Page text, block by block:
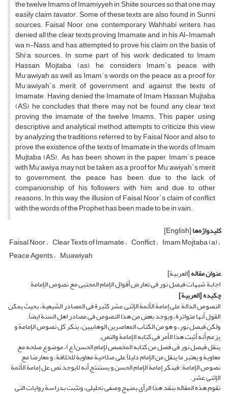
the twelve Imams of Imamiyyeh in Shiite sources so that one may
easily claimtavator. Some of these texts are also found in Sunni
sources. Faisal Noor, one contemporary Wahhabi writers, has
denied all the clear texts proving Imamate and, in his Al-Imamah
wa n-Nass, and has attempted to prove his claim on the basis of
Shi'a sources. In some part of his work, dedicated to Imam
Hassan Mojtaba (as), he considers Imam`s peace with
Mu'awiyah as well as Imam`s words on the peace as a proof for
Mu'awiyah`s merit of government and against the texts of
Imamate. Having denied the Imamate of Imam Hassan Mujtaba
(AS), he concludes that there may not be found any clear text
proving the imamate of the twelve Imams. This paper, using
descriptive and analytical method, attempts to criticize this view,
by analyzing the traditions referred to by Faisal Noor and also to
prove the existence of the texts of Imamate in the words of Imam
Mujtaba (AS). As has been shown in the paper, Imam`s peace
with Mu'awiya may not be taken as a proof for Mu'awiyah`s merit
to government; the peace has been due to the lack of
companionship of his followers with him and due to other
reasons. In this way, the illusion of Faisal Noor`s claim of conflict
with the words of the Prophet has been made to be in vain.
کلیدواژه‌ها[English]
Faisal Noor Clear Texts of Imamate Conflict Imam Mojtaba (a)
Peace Agents Muawiyah
عنوان مقاله[العربیة]
اجابة شبهات فیصل نور فی تعارض أقوال الإمام المجتبى مع نصوص الإمامة
چکیده[العربیة]
النصوص الدالة على إمامة الأئمة الإثنی عشر کثیرة فی المصادر الشیعیة، بحیث یمکن
القول أنها متواترة، ویوجد بعض من هذا النصوص فی مصادر اهل السنة ایضاً.
ولکن فیصل نور، و هو من الکتاب المعاصرین الوهابیین، ینکر کل نصوص الإمامة و
یزعم أنه أثبت هذا الأمر فی کتابه الإمامة والنص.
ینقل فیصل نور فی فصل من کتابه المخصص لإمام الحسن(ع)، موضوع صلحه مع
معاویة و یعتبر ما ینقل من الإمام دلیلاً على صلاحیة معاویة للخلافة، و معارضا مع
نصوص الإمامة؛ فینکر إمامة الإمام الحسن و یستنتج أنه لایوجد نص عل إمامة الأئمة
الإثنی عشر.
تقوم هذه المقاله بنقد هذا الرأی بمنهج وصفی تحلیلی، وتثبت بدراسة روایات التی